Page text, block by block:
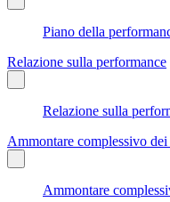
Piano della
Relazione sulla performance
Relazione sulla
Ammontare complessivo dei
Ammontare